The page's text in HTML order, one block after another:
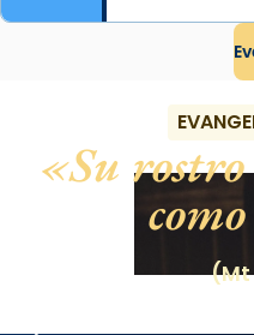
Su
(Mt